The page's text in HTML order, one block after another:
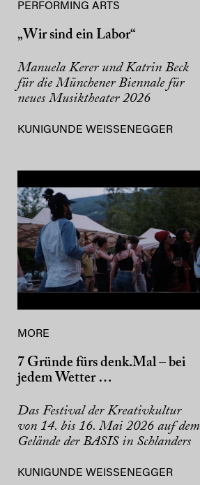
PERFORMING ARTS
„Wir sind ein Labor“
Manuela Kerer und Katrin Beck
für die Münchener Biennale für
neues Musiktheater 2026
KUNIGUNDE WEISSENEGGER
MORE
7 Gründe fürs denk.Mal – bei
jedem Wetter …
Das Festival der Kreativkultur
von 14. bis 16. Mai 2026 auf dem
Gelände der BASIS in Schlanders
KUNIGUNDE WEISSENEGGER